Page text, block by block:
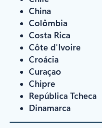
China
Colômbia
Costa Rica
Côte d'Ivoire
Croácia
Curaçao
Chipre
República Tcheca
Dinamarca